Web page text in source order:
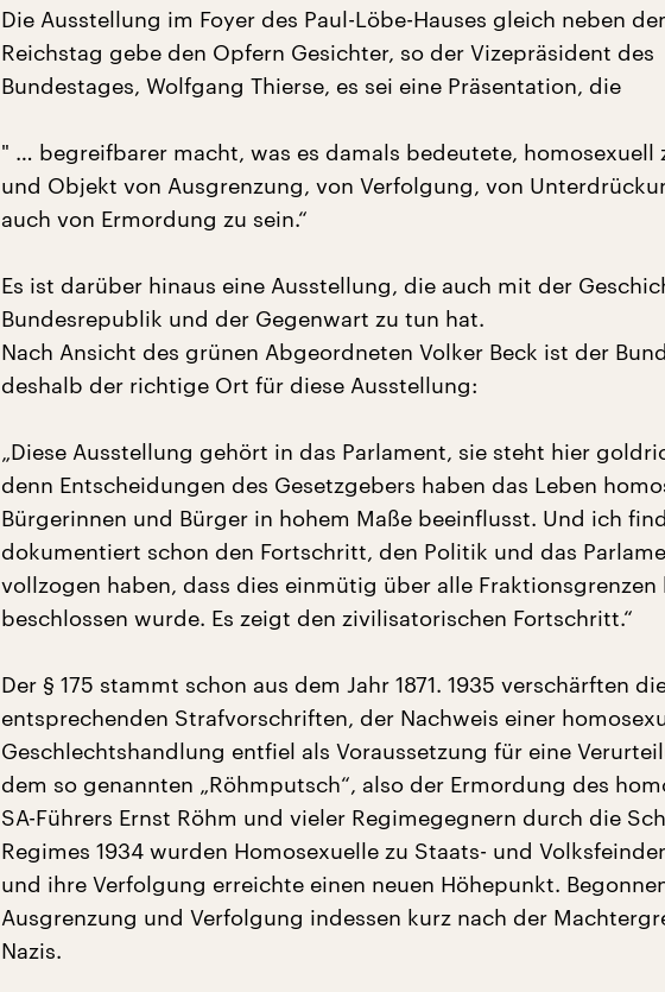
Die Ausstellung im Foyer des Paul-Löbe-Hauses gleich neben
Reichstag gebe den Opfern Gesichter, so der Vizepräsident des
Bundestages, Wolfgang Thierse, es sei eine Präsentation, die
" … begreifbarer macht, was es damals bedeutete, homosexuell
und Objekt von Ausgrenzung, von Verfolgung, von
auch von Ermordung zu sein.“
Es ist darüber hinaus eine Ausstellung, die auch mit der
Bundesrepublik und der Gegenwart zu tun hat.
Nach Ansicht des grünen Abgeordneten Volker Beck ist der
deshalb der richtige Ort für diese Ausstellung:
„Diese Ausstellung gehört in das Parlament, sie steht hier
denn Entscheidungen des Gesetzgebers haben das Leben
Bürgerinnen und Bürger in hohem Maße beeinflusst. Und ich
dokumentiert schon den Fortschritt, den Politik und das
vollzogen haben, dass dies einmütig über alle Fraktionsgrenzen
beschlossen wurde. Es zeigt den zivilisatorischen Fortschritt.“
Der § 175 stammt schon aus dem Jahr 1871. 1935 verschärften
entsprechenden Strafvorschriften, der Nachweis einer
Geschlechtshandlung entfiel als Voraussetzung für eine
dem so genannten „Röhmputsch“, also der Ermordung des
SA-Führers Ernst Röhm und vieler Regimegegnern durch die
Regimes 1934 wurden Homosexuelle zu Staats- und
und ihre Verfolgung erreichte einen neuen Höhepunkt.
Ausgrenzung und Verfolgung indessen kurz nach der
Nazis.